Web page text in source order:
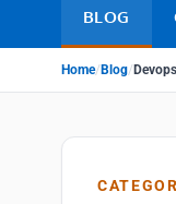
BLOG
Home/ Blog/ Devops